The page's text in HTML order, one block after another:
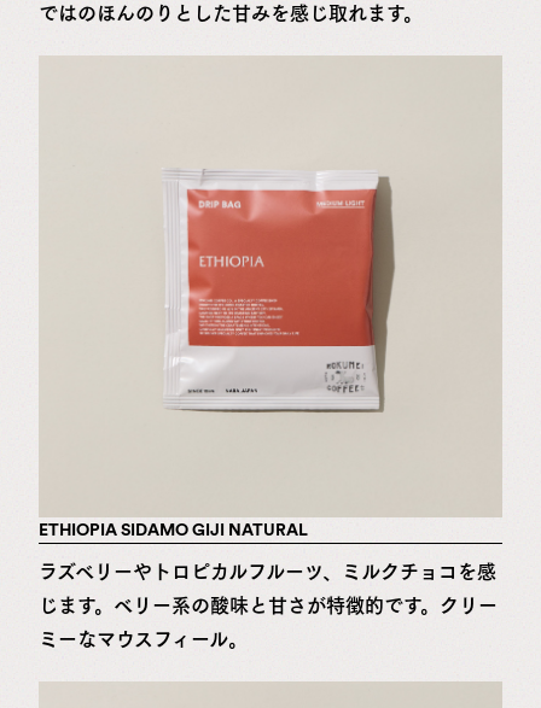
ではのほんのりとした甘みを感じ取れます。
ETHIOPIA SIDAMO GIJI NATURAL
ラズベリーやトロピカルフルーツ、ミルクチョコを感
じます。ベリー系の酸味と甘さが特徴的です。クリー
ミーなマウスフィール。